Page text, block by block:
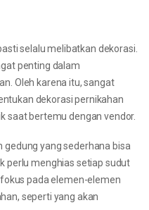
selalu melibatkan dekorasi.
penting dalam
Oleh karena itu, sangat
dekorasi pernikahan
saat bertemu dengan vendor.
gedung yang sederhana bisa
perlu menghias setiap sudut
pada elemen-elemen
seperti yang akan